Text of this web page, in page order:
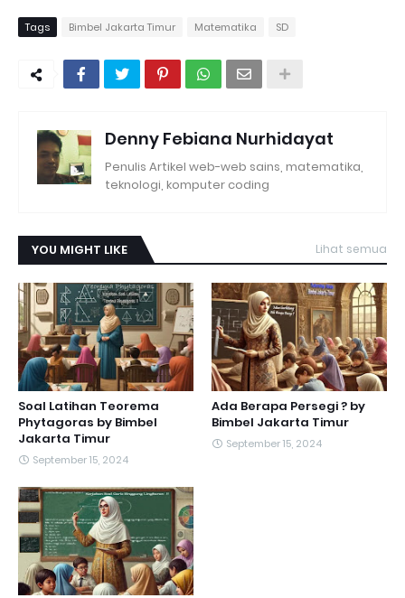
Tags Bimbel Jakarta Timur Matematika SD
Denny Febiana Nurhidayat
Penulis Artikel web-web sains, matematika,
teknologi, komputer coding
YOU MIGHT LIKE Lihat semua
Soal Latihan Teorema
Phytagoras by Bimbel
Jakarta Timur
September 15, 2024
Ada Berapa Persegi ? by
Bimbel Jakarta Timur
September 15, 2024